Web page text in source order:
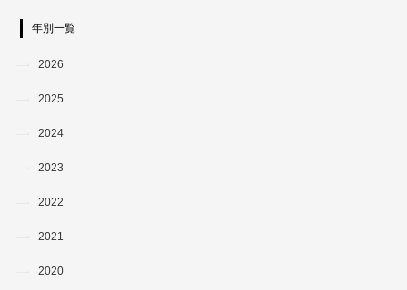
年別一覧
2026
2025
2024
2023
2022
2021
2020